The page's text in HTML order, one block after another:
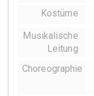
Kostüme
Musikalische
Leitung
Choreographie